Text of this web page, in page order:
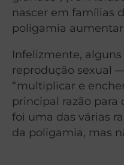
nascer em famílias
poligamia
Infelizmente,
reprodução sexual
“multiplicar e
principal razão para
foi uma das várias
da poligamia, mas